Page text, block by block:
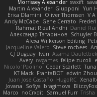
Morrissey Alexander swxift
Martin Alexander Giupponi Yun
Erica Dlamini
Oliver Thomsen V A
Andy McCabe Gene Cerrato
Rahmat Rizal Andhi Daniel
Александр Татаринов Schuyler
Alexa Wilkerson Editing
Jacqueline Valero Steve mcbees
CJ Duguay Ivan Assima Dauletbek
Avery rwgames felipe zucoli
Nicolo' Paolino
Cedar Scarlett
KT Mack FrantaBOT edwin Zhou
Juan José Castaño HugoRC
Jovana
Sofiya Ibragimova BlizzyFox
Marco noCrxdit Samuel Furr Trisha